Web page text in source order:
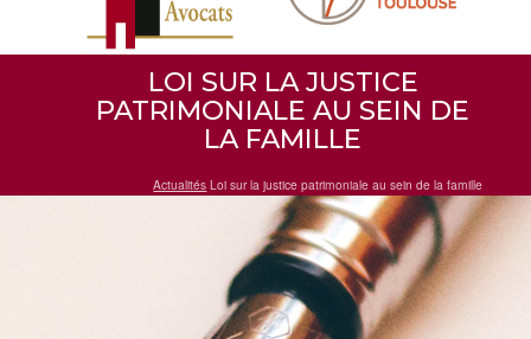
LOI SUR LA JUSTICE
PATRIMONIALE AU SEIN DE
LA FAMILLE
Actualités Loi sur la justice patrimoniale au sein de la famille